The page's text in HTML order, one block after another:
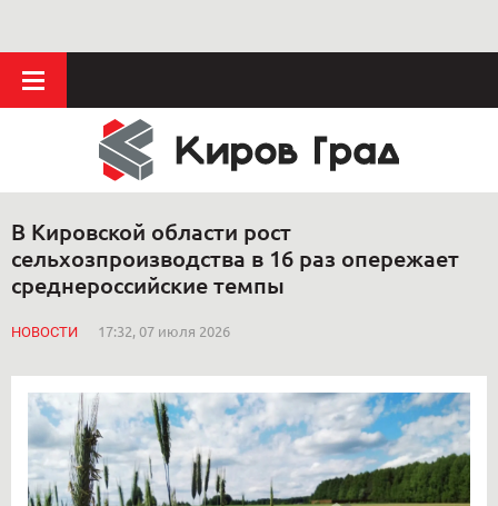
В Кировской области рост
сельхозпроизводства в 16 раз опережает
среднероссийские темпы
НОВОСТИ 17:32, 07 июля 2026